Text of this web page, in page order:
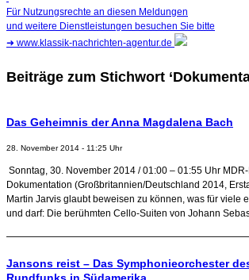
Für Nutzungsrechte an diesen Meldungen
und weitere Dienstleistungen besuchen Sie bitte
➜ www.klassik-nachrichten-agentur.de
Beiträge zum Stichwort
Das Geheimnis der Anna Magdalena Bach
28. November 2014 - 11:25 Uhr
Sonntag, 30. November 2014 / 01:00 – 01:55 Uhr
Dokumentation (Großbritannien/Deutschland 2014,
Martin Jarvis glaubt beweisen zu können, was für viele
und darf: Die berühmten Cello-Suiten von Johann
Jansons reist – Das Symphonieorchester